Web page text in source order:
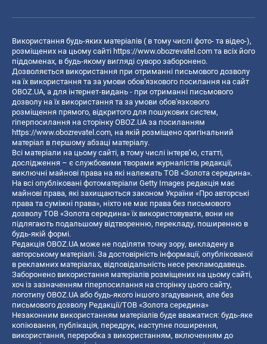
Використання будь-яких матеріалів ( в тому числі фото- та відео-),
розміщених на цьому сайті https://www.obozrevatel.com та всіх його
піддоменах, в будь-якому вигляді суворо заборонено.
Дозволяється використання при отриманні письмового дозволу
на їх використання та за умови обов'язкового посилання на сайт
OBOZ.UA, а для інтернет-видань - при отриманні письмового
дозволу на їх використання та за умови обов'язкового
розміщення прямого, відкритого для пошукових систем,
гіперпосилання на сторінку OBOZ.UA за посиланням
https://www.obozrevatel.com, на якій розміщено оригінальний
матеріал в першому абзаці матеріалу.
Всі матеріали на цьому сайті, в тому числі інтерв’ю, статті,
дослідження – є службовими творами журналістів редакції,
виключні майнові права на які належать ТОВ «Золота середина».
На всі опубліковані фотоматеріали Getty Images редакція має
майнові права, які захищаються законом України «Про авторські
права та суміжні права», ніхто не має права без письмового
дозволу ТОВ «Золота середина» їх використовувати, вони не
підлягають подальшому відтворенню, перекладу, поширенню в
будь-якій формі.
Редакція OBOZ.UA може не поділяти точку зору, викладену в
авторському матеріалі. За достовірність інформації, опублікованої
в рекламних матеріалах, відповідальність несе рекламодавець.
Заборонено використання матеріалів розміщених на цьому сайті,
хоч із зазначенням гіперпосилання на сторінку цього сайту,
логотипу OBOZ.UA або будь-якого іншого згадування, але без
письмового дозволу Редакції/ТОВ «Золота середина»
Незаконним використанням матеріалів буде вважатися: будь-яке
копiювання, публiкацiя, передрук, наступне поширення,
використання, переробка з використанням, включенням до